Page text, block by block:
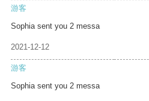
游客
Sophia sent you 2 messa
2021-12-12
游客
Sophia sent you 2 messa